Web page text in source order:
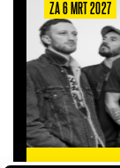
ZA 6 MRT 2027